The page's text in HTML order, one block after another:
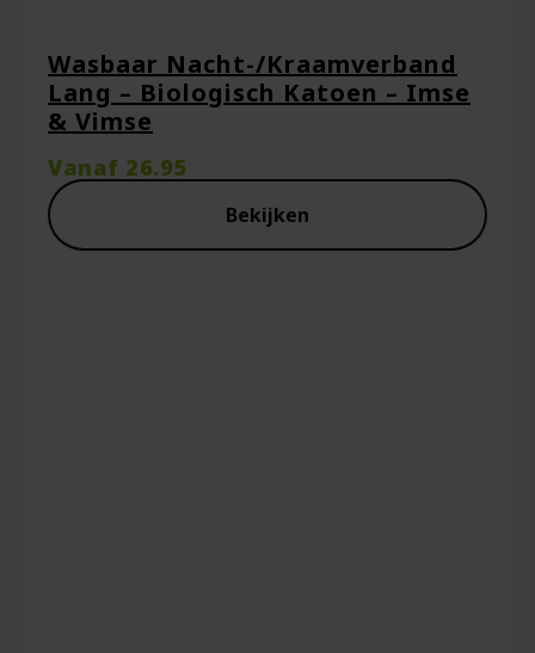
Wasbaar Nacht-/Kraamverband
Lang – Biologisch Katoen – Imse
& Vimse
Vanaf 26.95
Bekijken